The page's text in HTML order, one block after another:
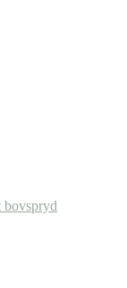
bovspryd